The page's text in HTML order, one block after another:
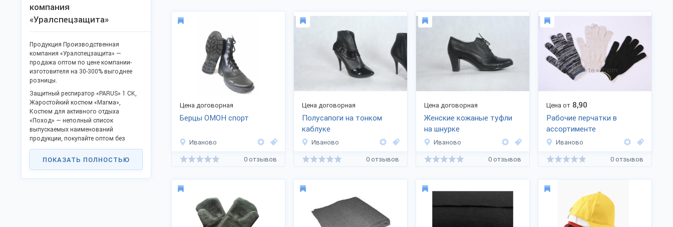
Цена договорная
Берцы ОМОН спорт
Иваново
0 отзывов
Цена договорная
Полусапоги на тонком
каблуке
Иваново
0 отзывов
Цена договорная
Женские кожаные туфли
на шнурке
Иваново
0 отзывов
Цена от 8,90
Рабочие перчатки в
ассортименте
Иваново
0 отзывов
компания
«Уралспецзащита»
Продукция Производственная
компания «Уралспецзащита» —
продажа оптом по цене компании-
изготовителя на 30-300% выгоднее
розницы.
Защитный респиратор «PARUS» 1 СК,
Жаростойкий костюм «Магма»,
Костюм для активного отдыха
«Поход» — неполный список
выпускаемых наименований
продукции, покупайте оптом без
посредников.
В каталоге популярные товары и
новая продукция.
ПОКАЗАТЬ ПОЛНОСТЬЮ